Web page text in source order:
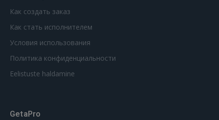
Как создать заказ
Как стать исполнителем
Условия использования
Политика конфиденциальности
Eelistuste haldamine
GetaPro